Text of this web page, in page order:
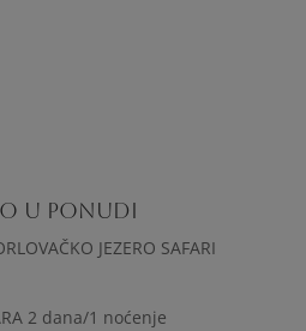
U PONUDI
JEZERO SAFARI
2 dana/1 noćenje